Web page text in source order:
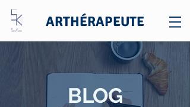
ARTHÉRAPEUTE
BLOG